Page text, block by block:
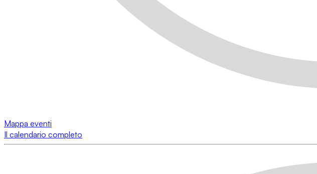
Mappa eventi
Il calendario completo